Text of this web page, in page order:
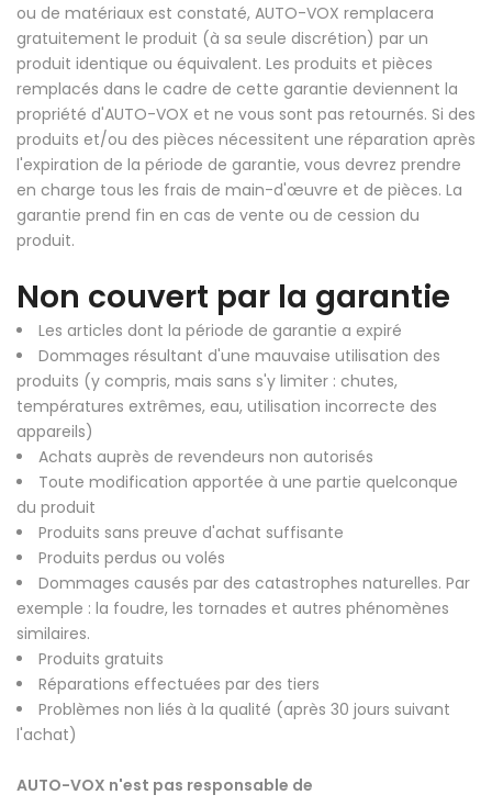
ou de matériaux est constaté, AUTO-VOX remplacera
gratuitement le produit (à sa seule discrétion) par un
produit identique ou équivalent. Les produits et pièces
remplacés dans le cadre de cette garantie deviennent la
propriété d'AUTO-VOX et ne vous sont pas retournés. Si des
produits et/ou des pièces nécessitent une réparation après
l'expiration de la période de garantie, vous devrez prendre
en charge tous les frais de main-d'œuvre et de pièces. La
garantie prend fin en cas de vente ou de cession du
produit.
Non couvert par la garantie
Les articles dont la période de garantie a expiré
Dommages résultant d'une mauvaise utilisation des
produits (y compris, mais sans s'y limiter : chutes,
températures extrêmes, eau, utilisation incorrecte des
appareils)
Achats auprès de revendeurs non autorisés
Toute modification apportée à une partie quelconque
du produit
Produits sans preuve d'achat suffisante
Produits perdus ou volés
Dommages causés par des catastrophes naturelles. Par
exemple : la foudre, les tornades et autres phénomènes
similaires.
Produits gratuits
Réparations effectuées par des tiers
Problèmes non liés à la qualité (après 30 jours suivant
l'achat)
AUTO-VOX n'est pas responsable de
❄